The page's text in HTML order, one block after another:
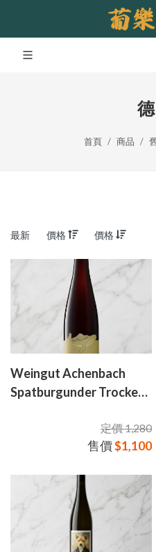
首頁 商品
最新 價格 價格
Weingut Achenbach
Spatburgunder Trocken
定價 1,280
售價$1,100